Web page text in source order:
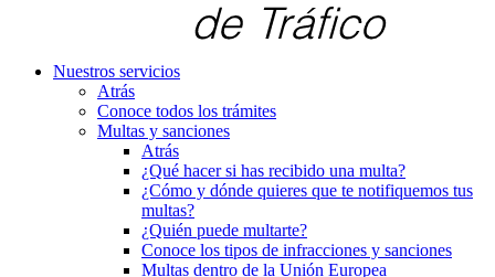
Nuestros servicios
Atrás
Conoce todos los trámites
Multas y sanciones
Atrás
¿Qué hacer si has recibido una multa?
¿Cómo y dónde quieres que te notifiquemos tus
multas?
¿Quién puede multarte?
Conoce los tipos de infracciones y sanciones
Multas dentro de la Unión Europea